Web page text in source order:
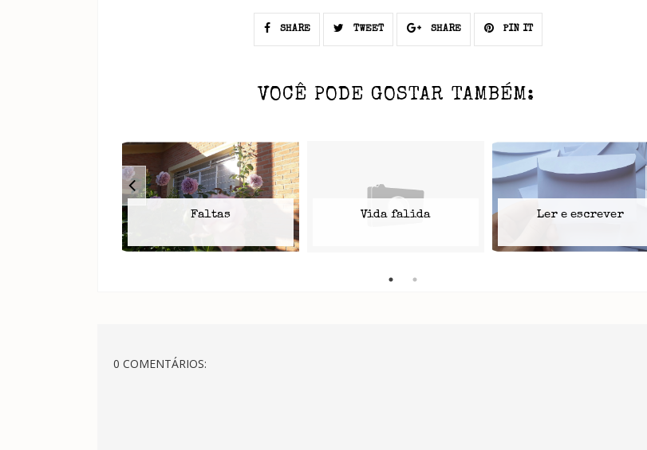
SHARE TWEET SHARE PIN IT
VOCÊ PODE GOSTAR TAMBÉM:
Faltas Vida falida Ler e escrever
0 COMENTÁRIOS: